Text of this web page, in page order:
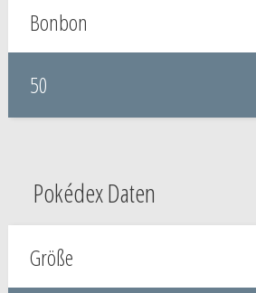
Bonbon
50
Pokédex Daten
Größe